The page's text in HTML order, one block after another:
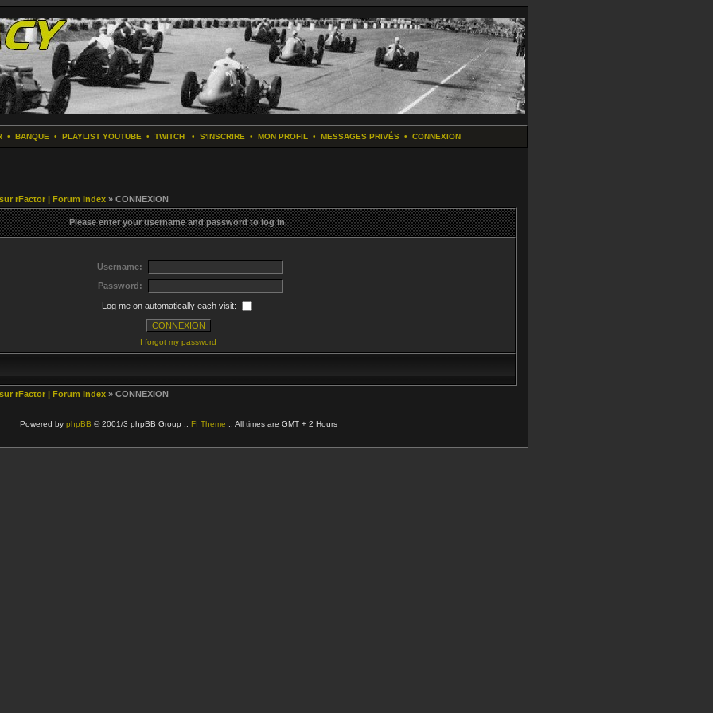
• BANQUE • PLAYLIST YOUTUBE • TWITCH• S'INSCRIRE • MON PROFIL • MESSAGES PRIVÉS• CONNEXION
rFactor | Forum Index » CONNEXION
Please enter your username and password to log in.
Username:
Password:
Log me on automatically each visit:
I forgot my password
rFactor | Forum Index » CONNEXION
Powered by phpBB © 2001/3 phpBB Group :: FI Theme :: All times are GMT + 2 Hours